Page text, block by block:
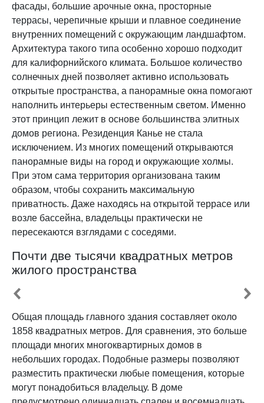
фасады, большие арочные окна, просторные
террасы, черепичные крыши и плавное соединение
внутренних помещений с окружающим ландшафтом.
Архитектура такого типа особенно хорошо подходит
для калифорнийского климата. Большое количество
солнечных дней позволяет активно использовать
открытые пространства, а панорамные окна помогают
наполнить интерьеры естественным светом. Именно
этот принцип лежит в основе большинства элитных
домов региона. Резиденция Канье не стала
исключением. Из многих помещений открываются
панорамные виды на город и окружающие холмы.
При этом сама территория организована таким
образом, чтобы сохранить максимальную
приватность. Даже находясь на открытой террасе или
возле бассейна, владельцы практически не
пересекаются взглядами с соседями.
Почти две тысячи квадратных метров
жилого пространства
Общая площадь главного здания составляет около
1858 квадратных метров. Для сравнения, это больше
площади многих многоквартирных домов в
небольших городах. Подобные размеры позволяют
разместить практически любые помещения, которые
могут понадобиться владельцу. В доме